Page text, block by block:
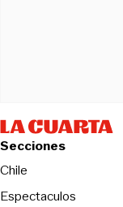
Secciones
Chile
Espectaculos